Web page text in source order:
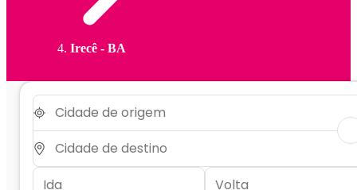
Irecê - BA